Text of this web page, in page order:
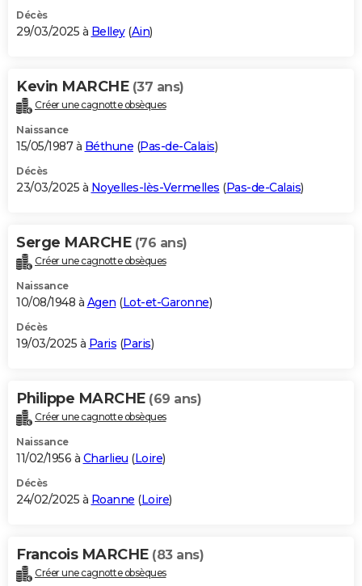
Décès
29/03/2025 à Belley(Ain)
Kevin MARCHE (37 ans)
Créer une cagnotte obsèques
Naissance
15/05/1987 à Béthune (Pas-de-Calais)
Décès
23/03/2025 à Noyelles-lès-Vermelles (Pas-de-Calais)
Serge MARCHE (76 ans)
Créer une cagnotte obsèques
Naissance
10/08/1948 à Agen (Lot-et-Garonne)
Décès
19/03/2025 à Paris (Paris)
Philippe MARCHE (69 ans)
Créer une cagnotte obsèques
Naissance
11/02/1956 à Charlieu (Loire)
Décès
24/02/2025 à Roanne (Loire)
Francois MARCHE (83 ans)
Créer une cagnotte obsèques